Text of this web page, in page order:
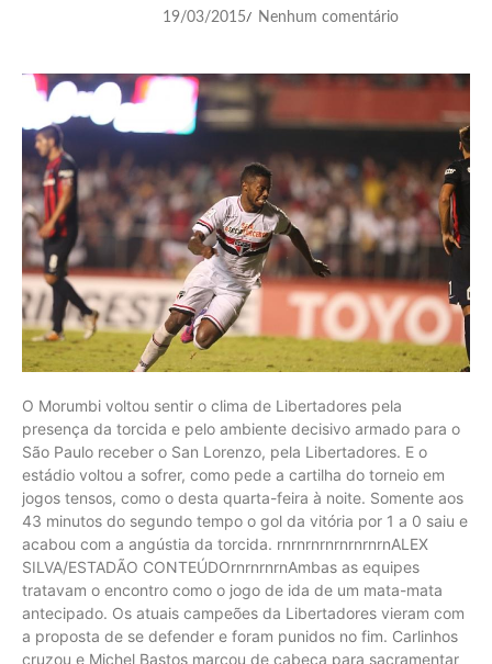
19/03/2015/ Nenhum comentário
O Morumbi voltou sentir o clima de Libertadores pela
presença da torcida e pelo ambiente decisivo armado para o
São Paulo receber o San Lorenzo, pela Libertadores. E o
estádio voltou a sofrer, como pede a cartilha do torneio em
jogos tensos, como o desta quarta-feira à noite. Somente aos
43 minutos do segundo tempo o gol da vitória por 1 a 0 saiu e
acabou com a angústia da torcida. rnrnrnrnrnrnrnrnALEX
SILVA/ESTADÃO CONTEÚDOrnrnrnrnAmbas as equipes
tratavam o encontro como o jogo de ida de um mata-mata
antecipado. Os atuais campeões da Libertadores vieram com
a proposta de se defender e foram punidos no fim. Carlinhos
cruzou e Michel Bastos marcou de cabeça para sacramentar